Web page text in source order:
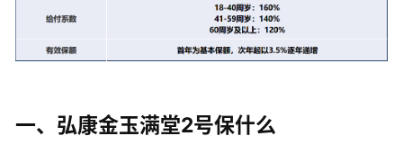
一、弘康金玉满堂2号保什么